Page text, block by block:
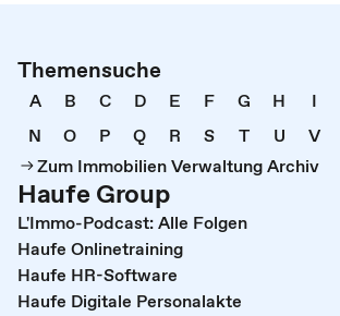
Themensuche
A B C D E F G H I
N
O P Q R S T U V
Zum Immobilien Verwaltung Archiv
Haufe Group
L'Immo-Podcast: Alle Folgen
Haufe Onlinetraining
Haufe HR-Software
Haufe Digitale Personalakte